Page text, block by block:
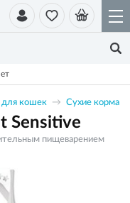
для кошек Сухие корма
Sensitive
пищеварением